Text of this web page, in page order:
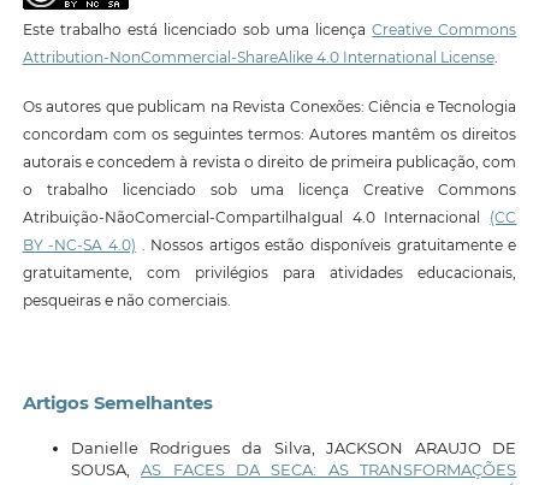
Este trabalho está licenciado sob uma licençaCreative Commons
Attribution-NonCommercial-ShareAlike 4.0 International License.
Os autores que publicam na Revista Conexões: Ciência e Tecnologia
concordam com os seguintes termos: Autores mantêm os direitos
autorais e concedem à revista o direito de primeira publicação, com
o trabalho licenciado sob uma licença Creative Commons
Atribuição-NãoComercial-CompartilhaIgual 4.0 Internacional (CC
BY -NC-SA 4.0) . Nossos artigos estão disponíveis gratuitamente e
gratuitamente, com privilégios para atividades educacionais,
pesqueiras e não comerciais.
Artigos Semelhantes
Danielle Rodrigues da Silva, JACKSON ARAUJO DE
SOUSA,AS FACES DA SECA: AS TRANSFORMAÇÕES